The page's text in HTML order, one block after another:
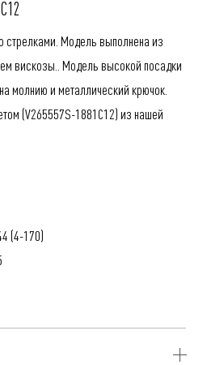
стрелками. Модель выполнена из
вискозы.. Модель высокой посадки
молнию и металлический крючок.
(V265557S-1881C12) из нашей
(4-170)